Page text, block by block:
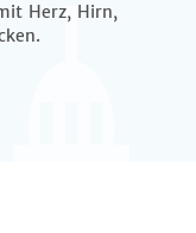
Herz, Hirn,